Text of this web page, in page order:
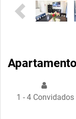
Previous
1 - 4 Convidados